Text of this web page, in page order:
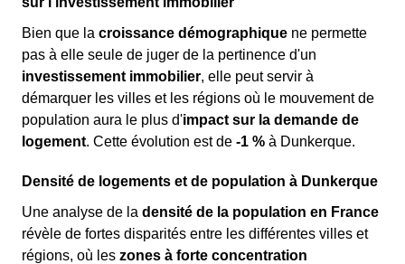
Bien que la croissance démographique ne permette
pas à elle seule de juger de la pertinence d'un
investissement immobilier, elle peut servir à
démarquer les villes et les régions où le mouvement de
population aura le plus d'impact sur la demande de
logement. Cette évolution est de -1 % à Dunkerque.
Densité de logements et de population à Dunkerque
Une analyse de la densité de la population en France
révèle de fortes disparités entre les différentes villes et
régions, où les zones à forte concentration